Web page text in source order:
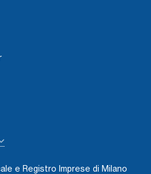
e Registro Imprese di Milano